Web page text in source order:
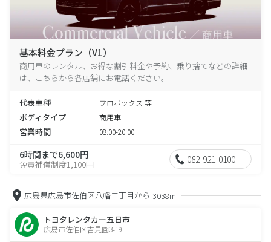
基本料金プラン（V1）
商用車のレンタル、お得な割引料金や予約、乗り捨てなどの詳細
は、こちらから各店舗にお電話ください。
代表車種 プロボックス 等
ボディタイプ 商用車
営業時間 08:00-20:00
6時間まで6,600円
免責補償制度1,100円 082-921-0100
広島県広島市佐伯区八幡二丁目から 3038m
トヨタレンタカー五日市
広島市佐伯区吉見園3-19